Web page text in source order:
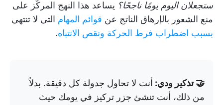
ستجعلان اليوم يومًا ناجحًا؟ يساعد هذا النهج المركّز على
منع الشعور بالإرهاق الناتج عن قوائم المهام التي لا تنتهي
بسبب اضطراب فرط الحركة ونقص الانتباه.
🤝 تذكير ودي: أنت لا تحاول جدولة كل دقيقة. بدلاً
من ذلك، أنت تنشئ جزر تركيز في يومك حيث